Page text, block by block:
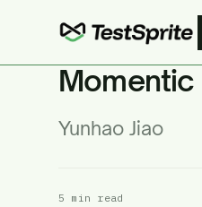
Momentic
Yunhao Jiao
5 min read